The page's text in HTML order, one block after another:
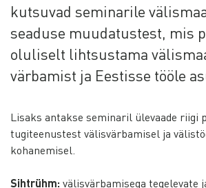
kutsuvad seminarile
seaduse muudatustest, mis
oluliselt lihtsustama
värbamist ja Eestisse tööle
Lisaks antakse seminaril ülevaade riigi
tugiteenustest välisvärbamisel ja
kohanemisel.
Sihtrühm: välisvärbamisega tegelevate